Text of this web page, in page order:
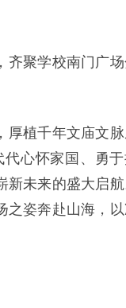
齐聚学校南门广
厚植千年文庙文
代心怀家国、勇
未来的盛大启航
之姿奔赴山海，